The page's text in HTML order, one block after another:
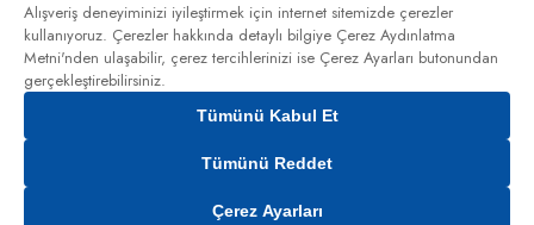
Gelince Haber Ver
Alışveriş deneyiminizi iyileştirmek için internet sitemizde çerezler
kullanıyoruz. Çerezler hakkında detaylı bilgiye Çerez Aydınlatma
Metni'nden ulaşabilir, çerez tercihlerinizi ise Çerez Ayarları butonundan
gerçekleştirebilirsiniz.
Tümünü Kabul Et
Tümünü Reddet
Çerez Ayarları